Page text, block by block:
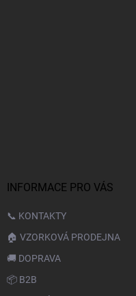
INFORMACE PRO VÁS
📞 KONTAKTY
🏠 VZORKOVÁ PRODEJNA
🚚 DOPRAVA
📦 B2B